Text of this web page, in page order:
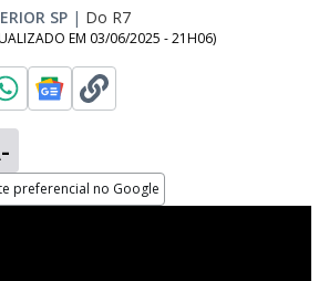
SP | Do R7
EM 03/06/2025 - 21H06)
preferencial no Google